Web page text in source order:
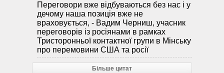
Переговори вже відбуваються без нас і у
дечому наша позиція вже не
враховується, - Вадим Черниш, учасник
переговорів із росіянами в рамках
Тристоронньої контактної групи в Мінську
про перемовини США та росії
Більше цитат